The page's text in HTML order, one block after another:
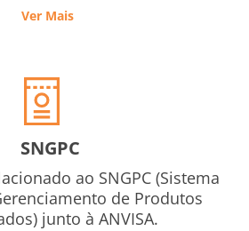
Ver Mais
SNGPC
ao SNGPC (Sistema
de Produtos
junto à ANVISA.